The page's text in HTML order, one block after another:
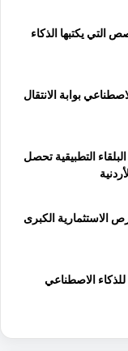
التي يكتبها الذكاء
بوابة الانتقال
التطبيقية تحصل
الاستثمارية الكبرى
الاصطناعي